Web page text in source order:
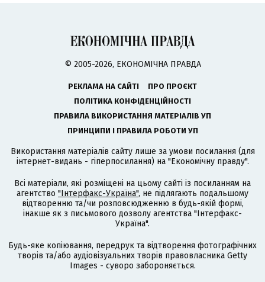
© 2005-2026, ЕКОНОМІЧНА ПРАВДА
РЕКЛАМА НА САЙТІ
ПРО ПРОЄКТ
ПОЛІТИКА КОНФІДЕНЦІЙНОСТІ
ПРАВИЛА ВИКОРИСТАННЯ МАТЕРІАЛІВ УП
ПРИНЦИПИ І ПРАВИЛА РОБОТИ УП
Використання матеріалів сайту лише за умови посилання (для
інтернет-видань - гіперпосилання) на "Економічну правду".
Всі матеріали, які розміщені на цьому сайті із посиланням на
агентство "Інтерфакс-Україна", не підлягають подальшому
відтворенню та/чи розповсюдженню в будь-якій формі,
інакше як з письмового дозволу агентства "Інтерфакс-
Україна".
Будь-яке копіювання, передрук та відтворення фотографічних
творів та/або аудіовізуальних творів правовласника Getty
Images - суворо забороняється.